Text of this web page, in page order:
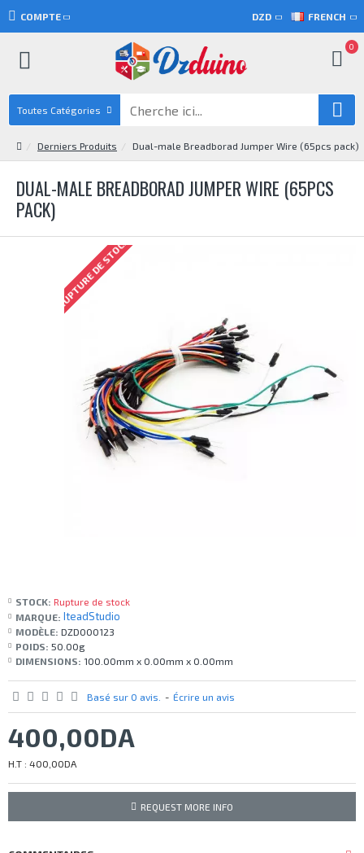
COMPTE DZD FRENCH
0
Toutes Catégories
Derniers Produits Dual-male Breadborad Jumper Wire (65pcs pack)
DUAL-MALE BREADBORAD JUMPER WIRE (65PCS
PACK)
RUPTURE DE STOCK
STOCK: Rupture de stock
MARQUE: IteadStudio
MODÈLE: DZD000123
POIDS: 50.00g
DIMENSIONS: 100.00mm x 0.00mm x 0.00mm
Basé sur 0 avis. - Écrire un avis
400,00DA
H.T : 400,00DA
REQUEST MORE INFO